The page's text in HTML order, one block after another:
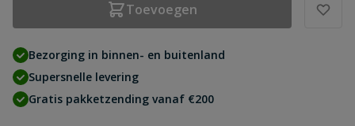
Toevoegen
Bezorging in binnen- en buitenland
Supersnelle levering
Gratis pakketzending vanaf €200